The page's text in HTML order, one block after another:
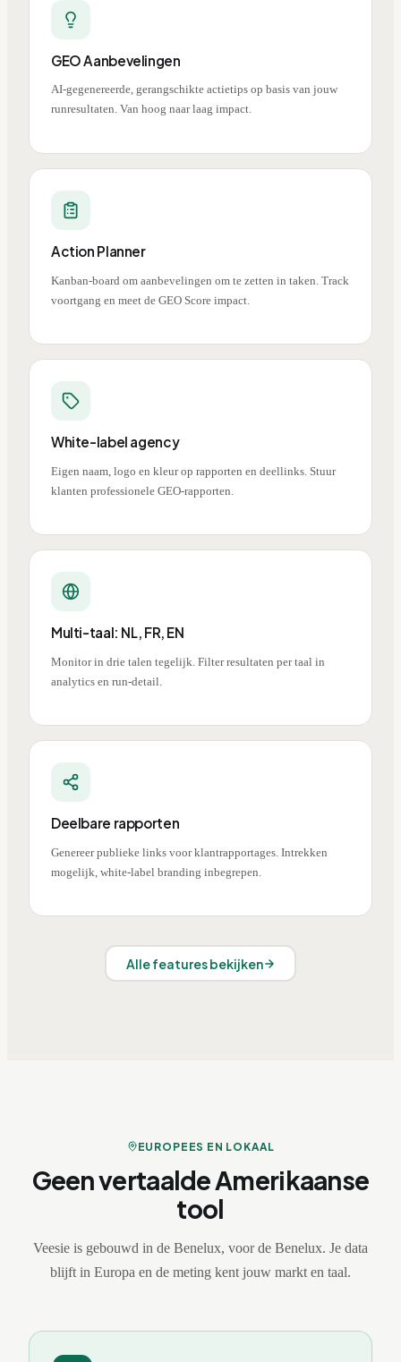
GEO Aanbevelingen
AI-gegenereerde, gerangschikte actietips op basis van jouw
runresultaten. Van hoog naar laag impact.
Action Planner
Kanban-board om aanbevelingen om te zetten in taken. Track
voortgang en meet de GEO Score impact.
White-label agency
Eigen naam, logo en kleur op rapporten en deellinks. Stuur
klanten professionele GEO-rapporten.
Multi-taal: NL, FR, EN
Monitor in drie talen tegelijk. Filter resultaten per taal in
analytics en run-detail.
Deelbare rapporten
Genereer publieke links voor klantrapportages. Intrekken
mogelijk, white-label branding inbegrepen.
Alle features bekijken
EUROPEES EN LOKAAL
Geen vertaalde Amerikaanse
tool
Veesie is gebouwd in de Benelux, voor de Benelux. Je data
blijft in Europa en de meting kent jouw markt en taal.